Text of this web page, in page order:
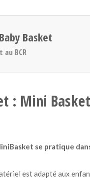
Basket
BCR
: Mini Basket
se pratique
est adapté aux